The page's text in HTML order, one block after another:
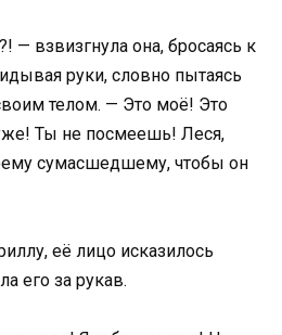
— взвизгнула она, бросаясь к
руки, словно пытаясь
телом. — Это моё! Это
Ты не посмеешь! Леся,
сумасшедшему, чтобы он
её лицо исказилось
его за рукав.